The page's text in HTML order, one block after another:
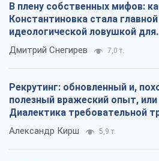
В плену собственных мифов:
Константиновка стала главной
идеологической ловушкой для
российских оккупантов
Дмитрий Снегирев 7,0 т.
Рекрутинг: обновленный и,
полезный вражеский опыт, или
Диалектика требовательной
Александр Кирш 5,9 т.